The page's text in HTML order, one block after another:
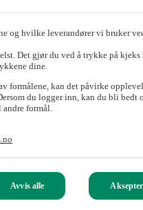
og hvilke leverandører vi bruker
Det gjør du ved å trykke på
dine.
formålene, kan det påvirke
du logger inn, kan du bli bedt
formål.
Avvis alle